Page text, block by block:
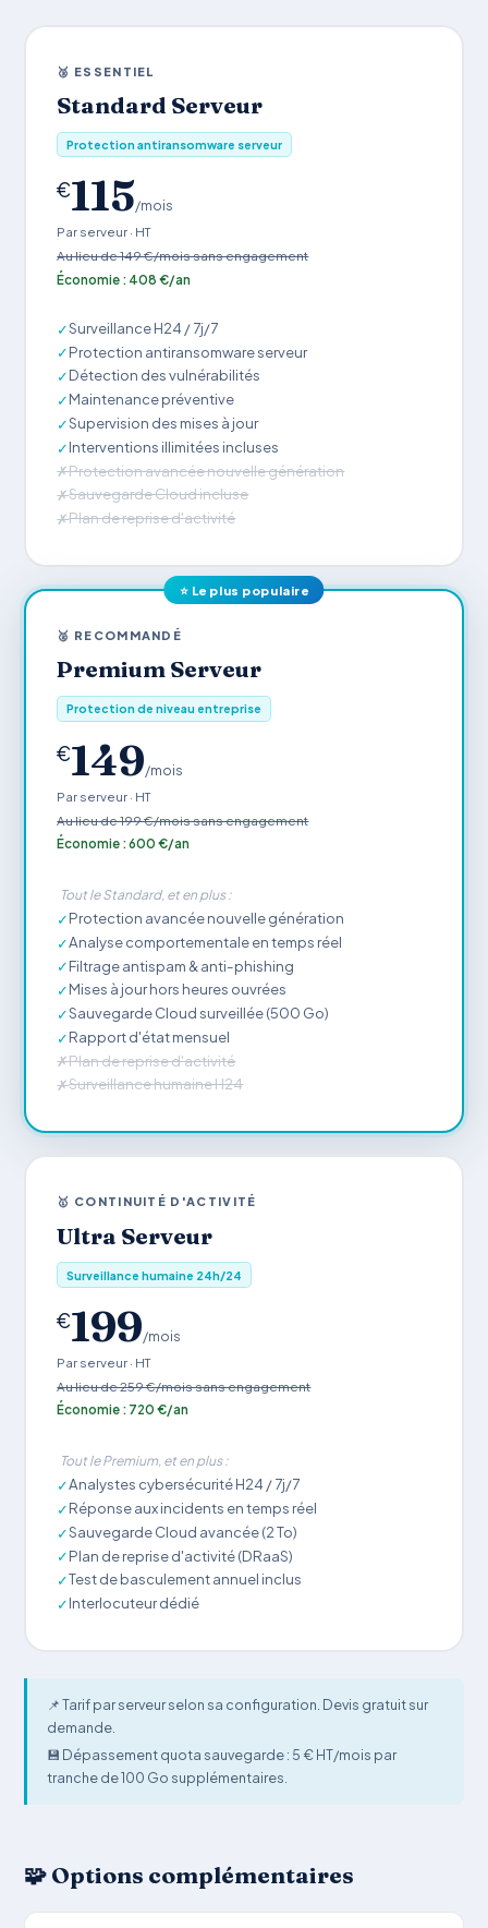
🥉 ESSENTIEL
Standard Serveur
Protection antiransomware serveur
€115/mois
Par serveur · HT
Au lieu de 149 €/mois sans engagement
Économie : 408 €/an
✓Surveillance H24 / 7j/7
✓Protection antiransomware serveur
✓Détection des vulnérabilités
✓Maintenance préventive
✓Supervision des mises à jour
✓Interventions illimitées incluses
✗Protection avancée nouvelle génération
✗Sauvegarde Cloud incluse
✗Plan de reprise d'activité
⭐ Le plus populaire
🥈 RECOMMANDÉ
Premium Serveur
Protection de niveau entreprise
€149/mois
Par serveur · HT
Au lieu de 199 €/mois sans engagement
Économie : 600 €/an
Tout le Standard, et en plus :
✓Protection avancée nouvelle génération
✓Analyse comportementale en temps réel
✓Filtrage antispam & anti-phishing
✓Mises à jour hors heures ouvrées
✓Sauvegarde Cloud surveillée (500 Go)
✓Rapport d'état mensuel
✗Plan de reprise d'activité
✗Surveillance humaine H24
🥇 CONTINUITÉ D'ACTIVITÉ
Ultra Serveur
Surveillance humaine 24h/24
€199/mois
Par serveur · HT
Au lieu de 259 €/mois sans engagement
Économie : 720 €/an
Tout le Premium, et en plus :
✓Analystes cybersécurité H24 / 7j/7
✓Réponse aux incidents en temps réel
✓Sauvegarde Cloud avancée (2 To)
✓Plan de reprise d'activité (DRaaS)
✓Test de basculement annuel inclus
✓Interlocuteur dédié
📌 Tarif par serveur selon sa configuration. Devis gratuit sur
demande.
💾 Dépassement quota sauvegarde : 5 € HT/mois par
tranche de 100 Go supplémentaires.
🧩 Options complémentaires